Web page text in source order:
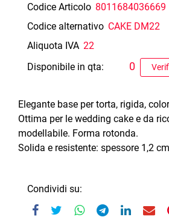
Codice Articolo 8011684036669
Codice alternativo CAKE DM22
Aliquota IVA 22
Disponibile in qta:
0
Elegante base per torta, rigida,
Ottima per le wedding cake e da
modellabile. Forma rotonda.
Solida e resistente: spessore 1,2 cm
Condividi su: